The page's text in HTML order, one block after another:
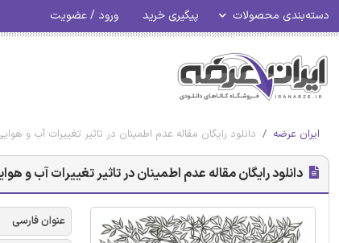
دسته‌بندی محصولات پیگیری خرید ورود / عضویت
ایران عرضه دانلود رایگان مقاله عدم اطمینان در تاثیر تغییرات آب و
دانلود رایگان مقاله عدم اطمینان در تاثیر تغییرات آب و
عنوان فارسی